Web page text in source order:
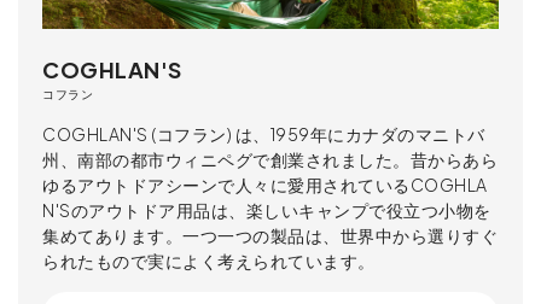
COGHLAN'S
コフラン
COGHLAN'S (コフラン) は、1959年にカナダのマニトバ
州、南部の都市ウィニペグで創業されました。昔からあら
ゆるアウトドアシーンで人々に愛用されているCOGHLA
N'Sのアウトドア用品は、楽しいキャンプで役立つ小物を
集めてあります。一つ一つの製品は、世界中から選りすぐ
られたもので実によく考えられています。